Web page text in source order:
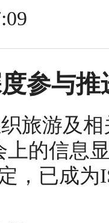
参与
旅游及
上的信息
，已成为